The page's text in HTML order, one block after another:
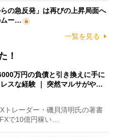
の急反発」は再びの上昇局面へ
ムー…
一覧を見る
！
万円の負債と引き換えに手に
レスな経験 ｜ 突然マルサがや…
レーダー・磯貝清明氏の著書
で10億円稼い…